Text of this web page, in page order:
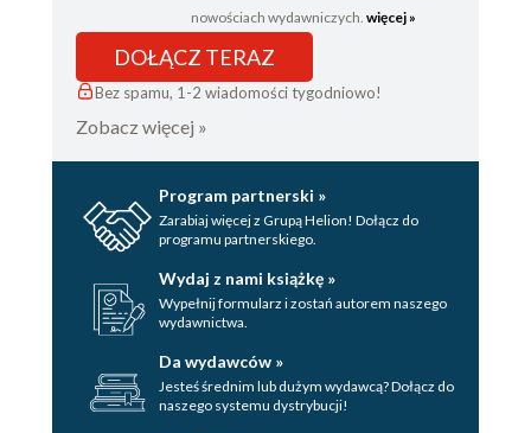
nowościach wydawniczych. więcej »
DOŁĄCZ TERAZ
Bez spamu, 1-2 wiadomości tygodniowo!
Zobacz więcej »
Program partnerski »
Zarabiaj więcej z Grupą Helion! Dołącz do
programu partnerskiego.
Wydaj z nami książkę »
Wypełnij formularz i zostań autorem naszego
wydawnictwa.
Da wydawców »
Jesteś średnim lub dużym wydawcą? Dołącz do
naszego systemu dystrybucji!